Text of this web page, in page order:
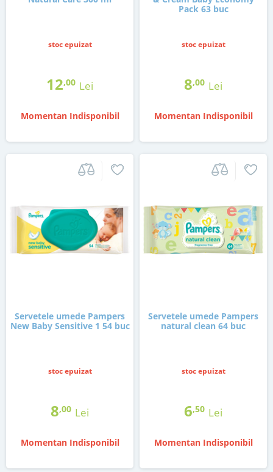
stoc epuizat
12,00 Lei
Momentan Indisponibil
Pack 63 buc
stoc epuizat
8,00 Lei
Momentan Indisponibil
Servetele umede Pampers
New Baby Sensitive 1 54 buc
stoc epuizat
8,00 Lei
Momentan Indisponibil
Servetele umede Pampers
natural clean 64 buc
stoc epuizat
6,50 Lei
Momentan Indisponibil